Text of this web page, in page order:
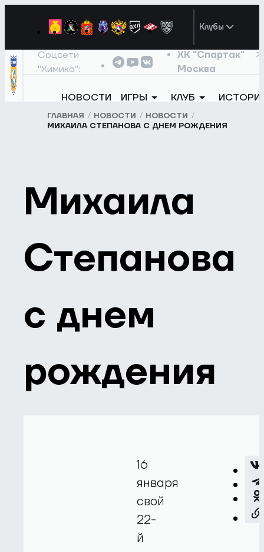
Клубы
Соцсети
"Химика":
ХК "Спартак"
Москва
НОВОСТИ ИГРЫ КЛУБ
ГЛАВНАЯ НОВОСТИ
НОВОСТИ
МИХАИЛА СТЕПАНОВА С ДНЕМ РОЖДЕНИЯ
Михаила
Степанова
с днем
рождения
16
января
свой
22-
й